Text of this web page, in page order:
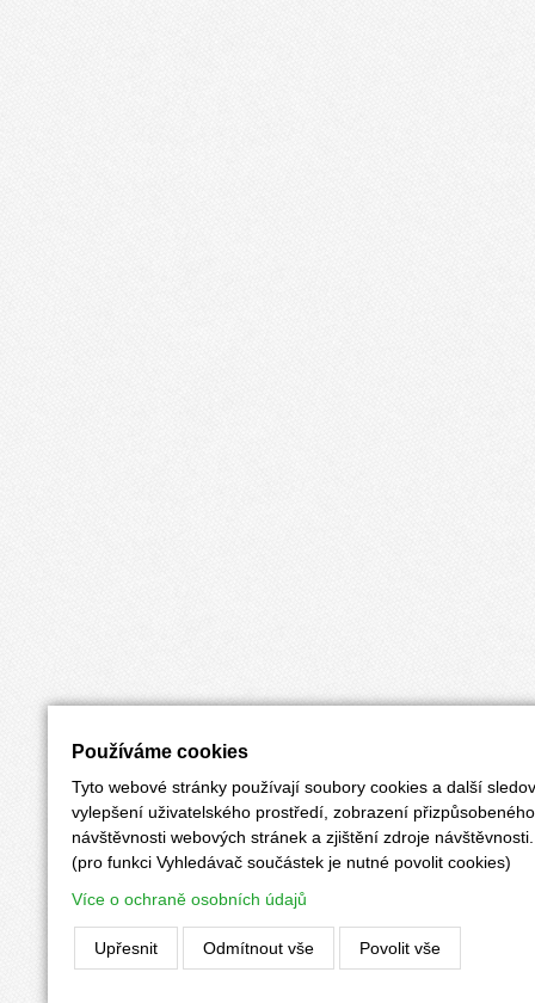
Používáme cookies
Tyto webové stránky používají soubory cookies a další
vylepšení uživatelského prostředí, zobrazení
návštěvnosti webových stránek a zjištění zdroje návštěvnosti.
(pro funkci Vyhledávač součástek je nutné povolit cookies)
Více o ochraně osobních údajů
Upřesnit Odmítnout vše Povolit vše